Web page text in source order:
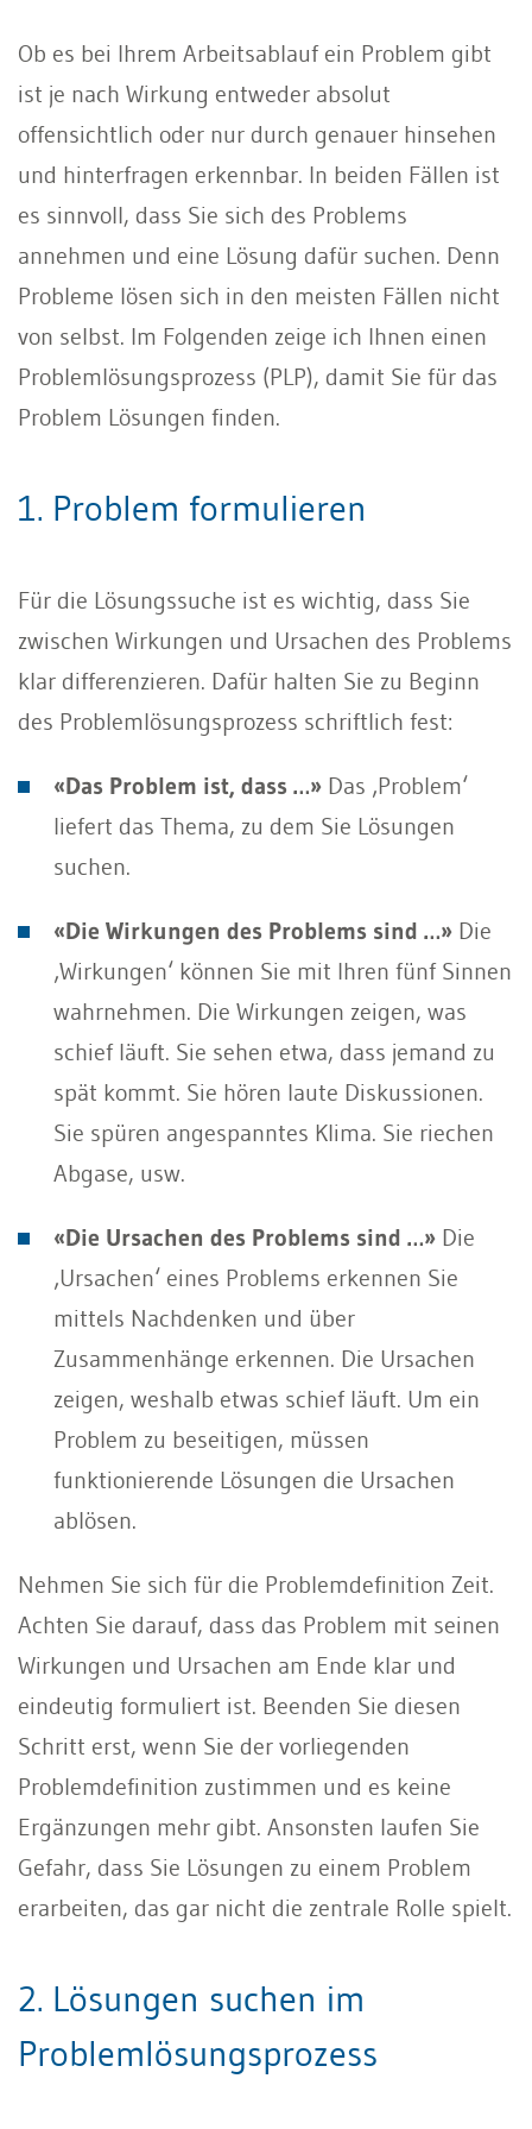
Ob es bei Ihrem Arbeitsablauf ein Problem gibt
ist je nach Wirkung entweder absolut
offensichtlich oder nur durch genauer hinsehen
und hinterfragen erkennbar. In beiden Fällen ist
es sinnvoll, dass Sie sich des Problems
annehmen und eine Lösung dafür suchen. Denn
Probleme lösen sich in den meisten Fällen nicht
von selbst. Im Folgenden zeige ich Ihnen einen
Problemlösungsprozess (PLP), damit Sie für das
Problem Lösungen finden.
1. Problem formulieren
Für die Lösungssuche ist es wichtig, dass Sie
zwischen Wirkungen und Ursachen des Problems
klar differenzieren. Dafür halten Sie zu Beginn
des Problemlösungsprozess schriftlich fest:
«Das Problem ist, dass …» Das ‚Problem‘
liefert das Thema, zu dem Sie Lösungen
suchen.
«Die Wirkungen des Problems sind …» Die
‚Wirkungen‘ können Sie mit Ihren fünf Sinnen
wahrnehmen. Die Wirkungen zeigen, was
schief läuft. Sie sehen etwa, dass jemand zu
spät kommt. Sie hören laute Diskussionen.
Sie spüren angespanntes Klima. Sie riechen
Abgase, usw.
«Die Ursachen des Problems sind …» Die
‚Ursachen‘ eines Problems erkennen Sie
mittels Nachdenken und über
Zusammenhänge erkennen. Die Ursachen
zeigen, weshalb etwas schief läuft. Um ein
Problem zu beseitigen, müssen
funktionierende Lösungen die Ursachen
ablösen.
Nehmen Sie sich für die Problemdefinition Zeit.
Achten Sie darauf, dass das Problem mit seinen
Wirkungen und Ursachen am Ende klar und
eindeutig formuliert ist. Beenden Sie diesen
Schritt erst, wenn Sie der vorliegenden
Problemdefinition zustimmen und es keine
Ergänzungen mehr gibt. Ansonsten laufen Sie
Gefahr, dass Sie Lösungen zu einem Problem
erarbeiten, das gar nicht die zentrale Rolle spielt.
2. Lösungen suchen im
Problemlösungsprozess